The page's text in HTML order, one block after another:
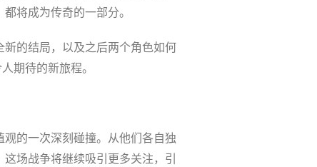
将成为传奇的一部分。
的结局，以及之后两个角色如何
期待的新旅程。
的一次深刻碰撞。从他们各自独
场战争将继续吸引更多关注，引